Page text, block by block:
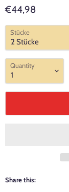
€44,98
Stücke
Quantity
Share this: